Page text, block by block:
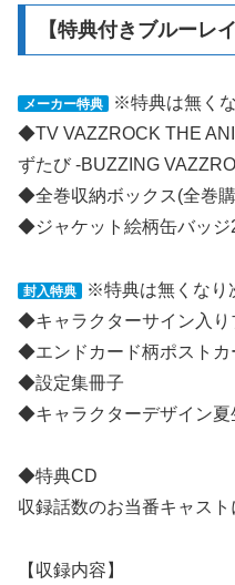
【特典付きブルーレ
メーカー特典
※特典は無くな
◆TV VAZZROCK THE
ずたび -BUZZING
◆全巻収納ボックス(全巻
◆ジャケット絵柄缶バッジ
封入特典
※特典は無くなり
◆キャラクターサイン入り
◆エンドカード柄ポストカ
◆設定集冊子
◆キャラクターデザイン夏
◆特典CD
収録話数のお当番キャス
【収録内容】